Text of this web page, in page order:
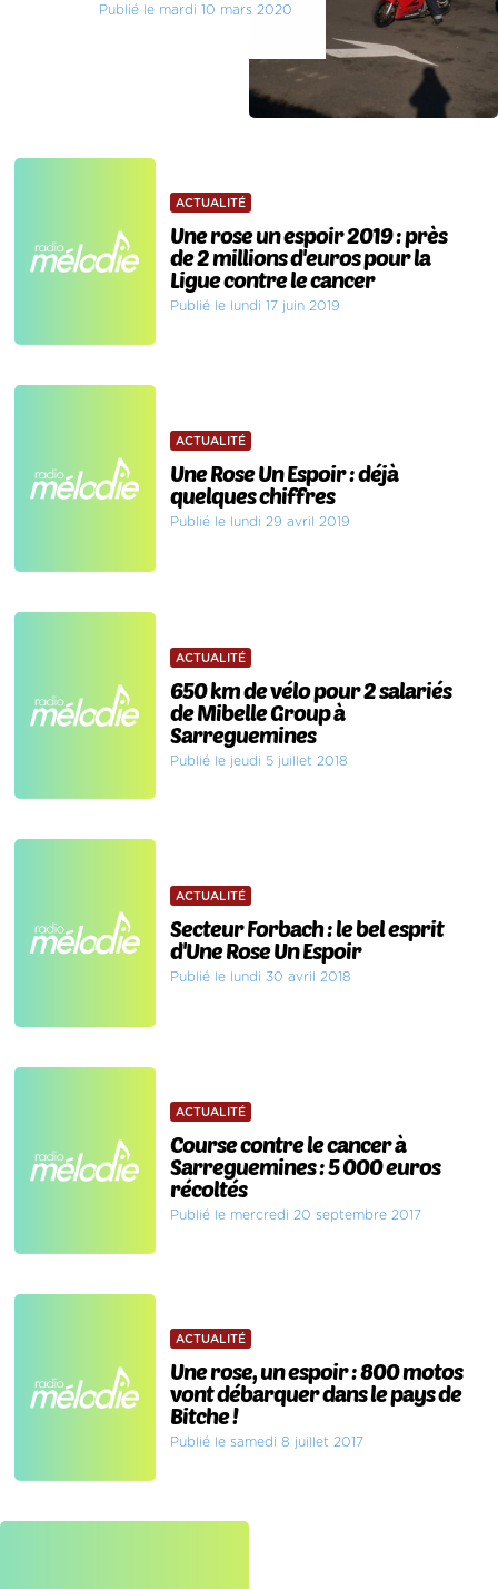
Publié le mardi 10 mars 2020
ACTUALITÉ
Une rose un espoir 2019 : près
de 2 millions d'euros pour la
Ligue contre le cancer
Publié le lundi 17 juin 2019
ACTUALITÉ
Une Rose Un Espoir : déjà
quelques chiffres
Publié le lundi 29 avril 2019
ACTUALITÉ
650 km de vélo pour 2 salariés
de Mibelle Group à
Sarreguemines
Publié le jeudi 5 juillet 2018
ACTUALITÉ
Secteur Forbach : le bel esprit
d'Une Rose Un Espoir
Publié le lundi 30 avril 2018
ACTUALITÉ
Course contre le cancer à
Sarreguemines : 5 000 euros
récoltés
Publié le mercredi 20 septembre 2017
ACTUALITÉ
Une rose, un espoir : 800 motos
vont débarquer dans le pays de
Bitche !
Publié le samedi 8 juillet 2017